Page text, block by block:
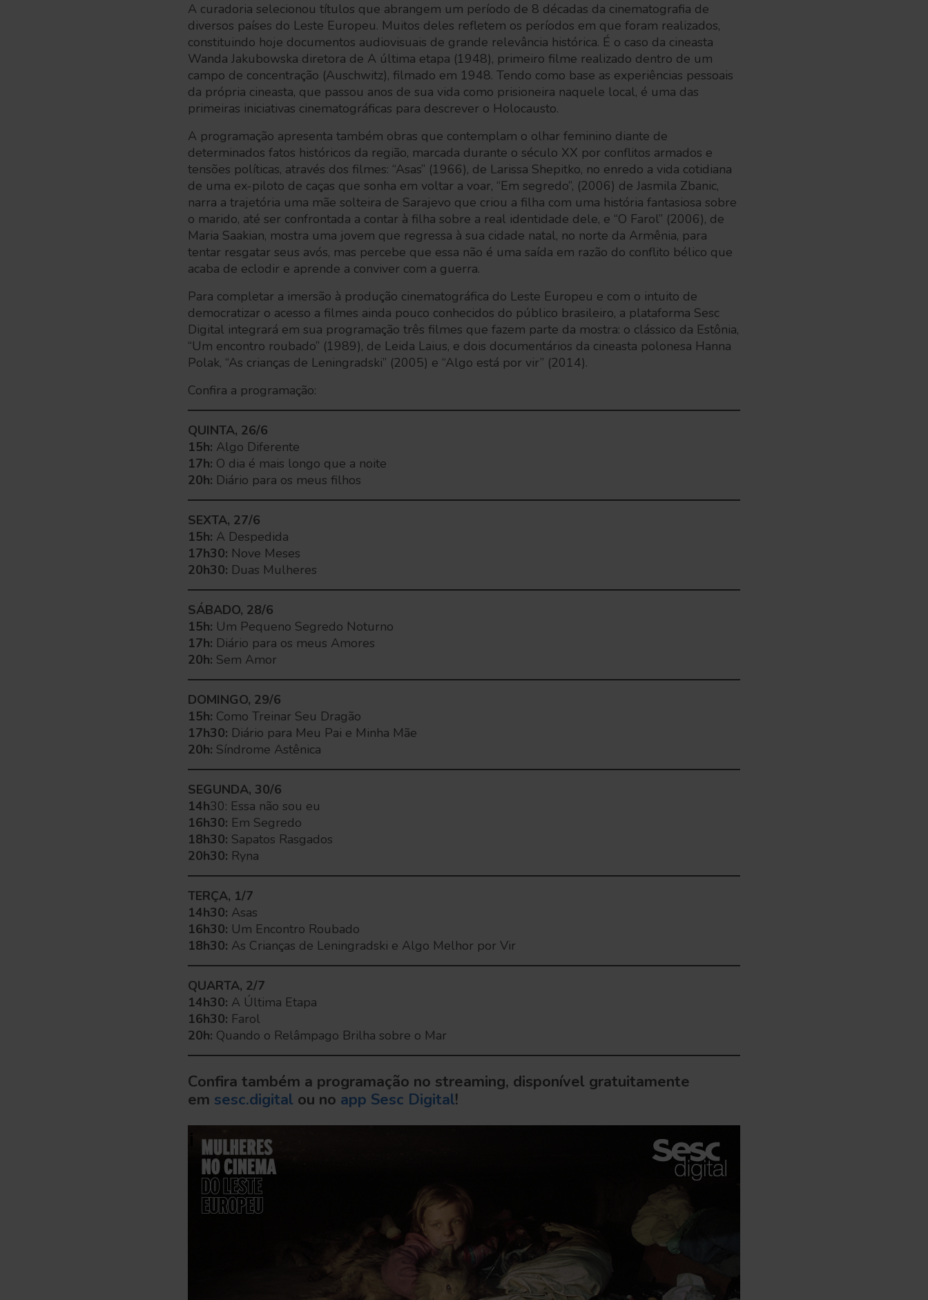
A curadoria selecionou títulos que abrangem um período de 8 décadas da cinematografia de
diversos países do Leste Europeu. Muitos deles refletem os períodos em que foram realizados,
constituindo hoje documentos audiovisuais de grande relevância histórica. É o caso da cineasta
Wanda Jakubowska diretora de A última etapa (1948), primeiro filme realizado dentro de um
campo de concentração (Auschwitz), filmado em 1948. Tendo como base as experiências pessoais
da própria cineasta, que passou anos de sua vida como prisioneira naquele local, é uma das
primeiras iniciativas cinematográficas para descrever o Holocausto.
A programação apresenta também obras que contemplam o olhar feminino diante de
determinados fatos históricos da região, marcada durante o século XX por conflitos armados e
tensões políticas, através dos filmes: “Asas” (1966), de Larissa Shepitko, no enredo a vida cotidiana
de uma ex-piloto de caças que sonha em voltar a voar, “Em segredo”, (2006) de Jasmila Zbanic,
narra a trajetória uma mãe solteira de Sarajevo que criou a filha com uma história fantasiosa sobre
o marido, até ser confrontada a contar à filha sobre a real identidade dele, e “O Farol” (2006), de
Maria Saakian, mostra uma jovem que regressa à sua cidade natal, no norte da Armênia, para
tentar resgatar seus avós, mas percebe que essa não é uma saída em razão do conflito bélico que
acaba de eclodir e aprende a conviver com a guerra.
Para completar a imersão à produção cinematográfica do Leste Europeu e com o intuito de
democratizar o acesso a filmes ainda pouco conhecidos do público brasileiro, a plataforma Sesc
Digital integrará em sua programação três filmes que fazem parte da mostra: o clássico da Estônia,
“Um encontro roubado” (1989), de Leida Laius, e dois documentários da cineasta polonesa Hanna
Polak, “As crianças de Leningradski” (2005) e “Algo está por vir” (2014).
Confira a programação:
QUINTA, 26/6
15h: Algo Diferente
17h: O dia é mais longo que a noite
20h: Diário para os meus filhos
SEXTA, 27/6
15h: A Despedida
17h30: Nove Meses
20h30: Duas Mulheres
SÁBADO, 28/6
15h: Um Pequeno Segredo Noturno
17h: Diário para os meus Amores
20h: Sem Amor
DOMINGO, 29/6
15h: Como Treinar Seu Dragão
17h30: Diário para Meu Pai e Minha Mãe
20h: Síndrome Astênica
SEGUNDA, 30/6
14h30: Essa não sou eu
16h30: Em Segredo
18h30: Sapatos Rasgados
20h30: Ryna
TERÇA, 1/7
14h30: Asas
16h30: Um Encontro Roubado
18h30: As Crianças de Leningradski e Algo Melhor por Vir
QUARTA, 2/7
14h30: A Última Etapa
16h30: Farol
20h: Quando o Relâmpago Brilha sobre o Mar
Confira também a programação no streaming, disponível gratuitamente
em sesc.digital ou no app Sesc Digital!